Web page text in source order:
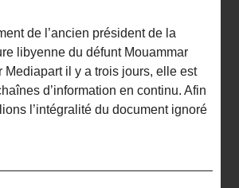
de l’ancien président de la
libyenne du défunt Mouammar
Mediapart il y a trois jours, elle est
d’information en continu. Afin
l’intégralité du document ignoré